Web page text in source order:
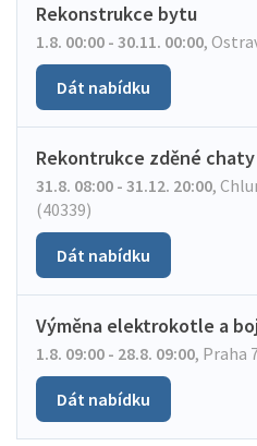
Rekonstrukce bytu
1.8. 00:00 - 30.11. 00:00,
Dát nabídku
Rekontrukce zděné chaty
31.8. 08:00 - 31.12. 20:00,
(40339)
Dát nabídku
Výměna elektrokotle a
1.8. 09:00 - 28.8. 09:00, Praha
Dát nabídku